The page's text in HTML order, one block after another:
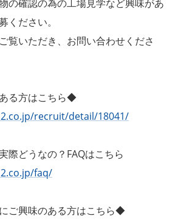
の確認の為の工場見学など興味があ
ください。
覧いただき、お問い合わせくださ
る方はこちら◆
recruit/detail/18041/
際どうなの？FAQはこちら
faq/
ご興味のある方はこちら◆